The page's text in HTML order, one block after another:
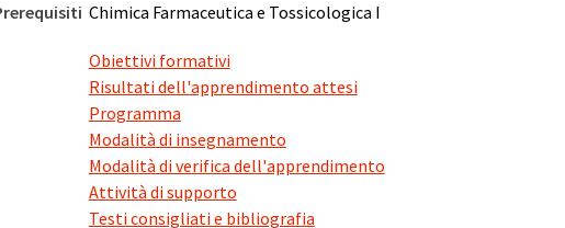
Chimica Farmaceutica e Tossicologica I
Obiettivi formativi
Risultati dell'apprendimento attesi
Programma
Modalità di insegnamento
Modalità di verifica dell'apprendimento
Attività di supporto
Testi consigliati e bibliografia